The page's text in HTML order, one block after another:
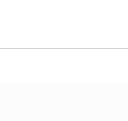
心（需提前预约）
中心（需提前预约）